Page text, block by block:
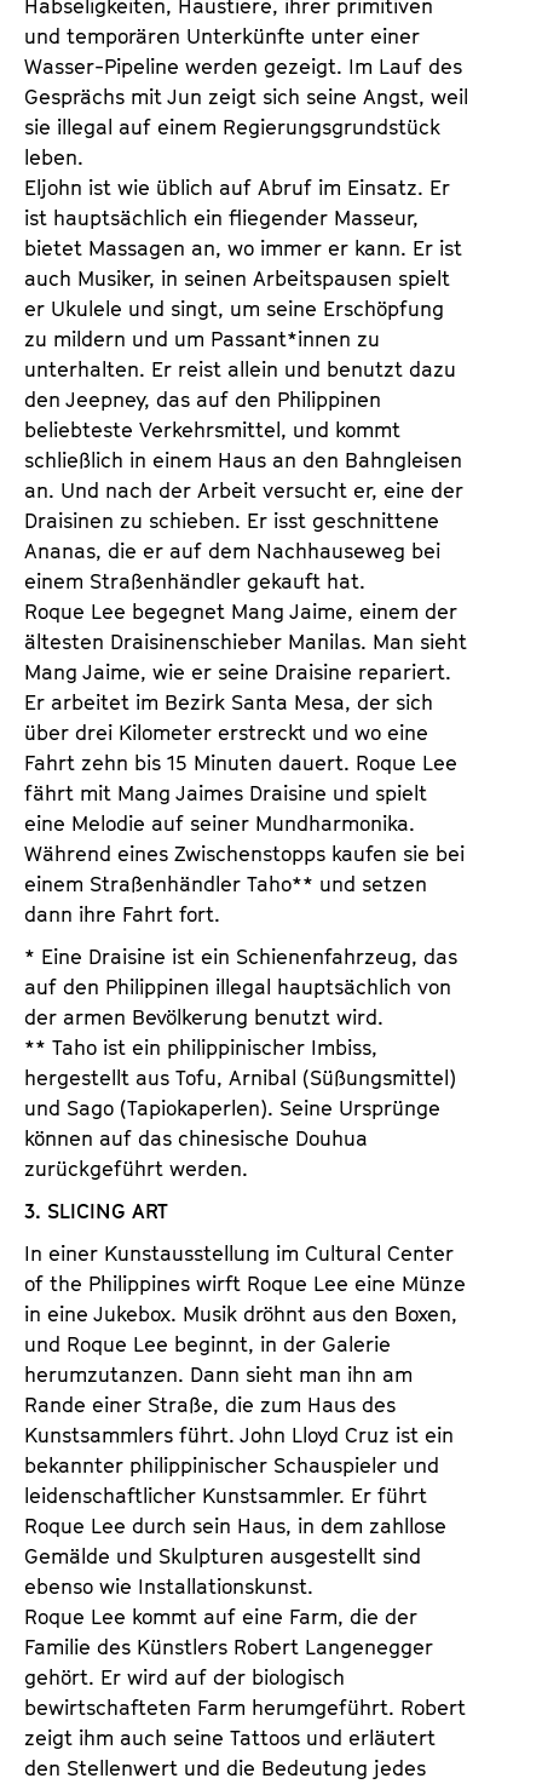
Habseligkeiten, Haustiere, ihrer primitiven
und temporären Unterkünfte unter einer
Wasser-Pipeline werden gezeigt. Im Lauf des
Gesprächs mit Jun zeigt sich seine Angst, weil
sie illegal auf einem Regierungsgrundstück
leben.
Eljohn ist wie üblich auf Abruf im Einsatz. Er
ist hauptsächlich ein fliegender Masseur,
bietet Massagen an, wo immer er kann. Er ist
auch Musiker, in seinen Arbeitspausen spielt
er Ukulele und singt, um seine Erschöpfung
zu mildern und um Passant*innen zu
unterhalten. Er reist allein und benutzt dazu
den Jeepney, das auf den Philippinen
beliebteste Verkehrsmittel, und kommt
schließlich in einem Haus an den Bahngleisen
an. Und nach der Arbeit versucht er, eine der
Draisinen zu schieben. Er isst geschnittene
Ananas, die er auf dem Nachhauseweg bei
einem Straßenhändler gekauft hat.
Roque Lee begegnet Mang Jaime, einem der
ältesten Draisinenschieber Manilas. Man sieht
Mang Jaime, wie er seine Draisine repariert.
Er arbeitet im Bezirk Santa Mesa, der sich
über drei Kilometer erstreckt und wo eine
Fahrt zehn bis 15 Minuten dauert. Roque Lee
fährt mit Mang Jaimes Draisine und spielt
eine Melodie auf seiner Mundharmonika.
Während eines Zwischenstopps kaufen sie bei
einem Straßenhändler Taho** und setzen
dann ihre Fahrt fort.
* Eine Draisine ist ein Schienenfahrzeug, das
auf den Philippinen illegal hauptsächlich von
der armen Bevölkerung benutzt wird.
** Taho ist ein philippinischer Imbiss,
hergestellt aus Tofu, Arnibal (Süßungsmittel)
und Sago (Tapiokaperlen). Seine Ursprünge
können auf das chinesische Douhua
zurückgeführt werden.
3. SLICING ART
In einer Kunstausstellung im Cultural Center
of the Philippines wirft Roque Lee eine Münze
in eine Jukebox. Musik dröhnt aus den Boxen,
und Roque Lee beginnt, in der Galerie
herumzutanzen. Dann sieht man ihn am
Rande einer Straße, die zum Haus des
Kunstsammlers führt. John Lloyd Cruz ist ein
bekannter philippinischer Schauspieler und
leidenschaftlicher Kunstsammler. Er führt
Roque Lee durch sein Haus, in dem zahllose
Gemälde und Skulpturen ausgestellt sind
ebenso wie Installationskunst.
Roque Lee kommt auf eine Farm, die der
Familie des Künstlers Robert Langenegger
gehört. Er wird auf der biologisch
bewirtschafteten Farm herumgeführt. Robert
zeigt ihm auch seine Tattoos und erläutert
den Stellenwert und die Bedeutung jedes